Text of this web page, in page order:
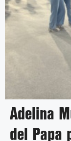
Adelina
del Papa